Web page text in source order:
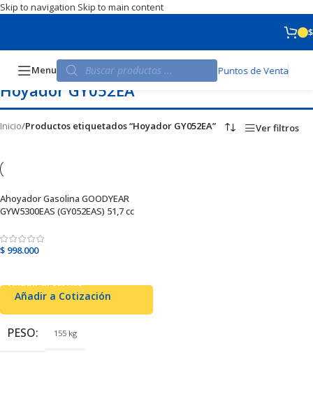
Skip to navigation Skip to main content
$
Menu Puntos de Venta
Hoyador GY052EA
Inicio/Productos etiquetados “Hoyador GY052EA” Ver filtros
Ahoyador Gasolina GOODYEAR
GYW5300EAS (GY052EAS) 51,7 cc
$ 998.000
Añadir al carrito
Añadir a Cotización
PESO 155 kg